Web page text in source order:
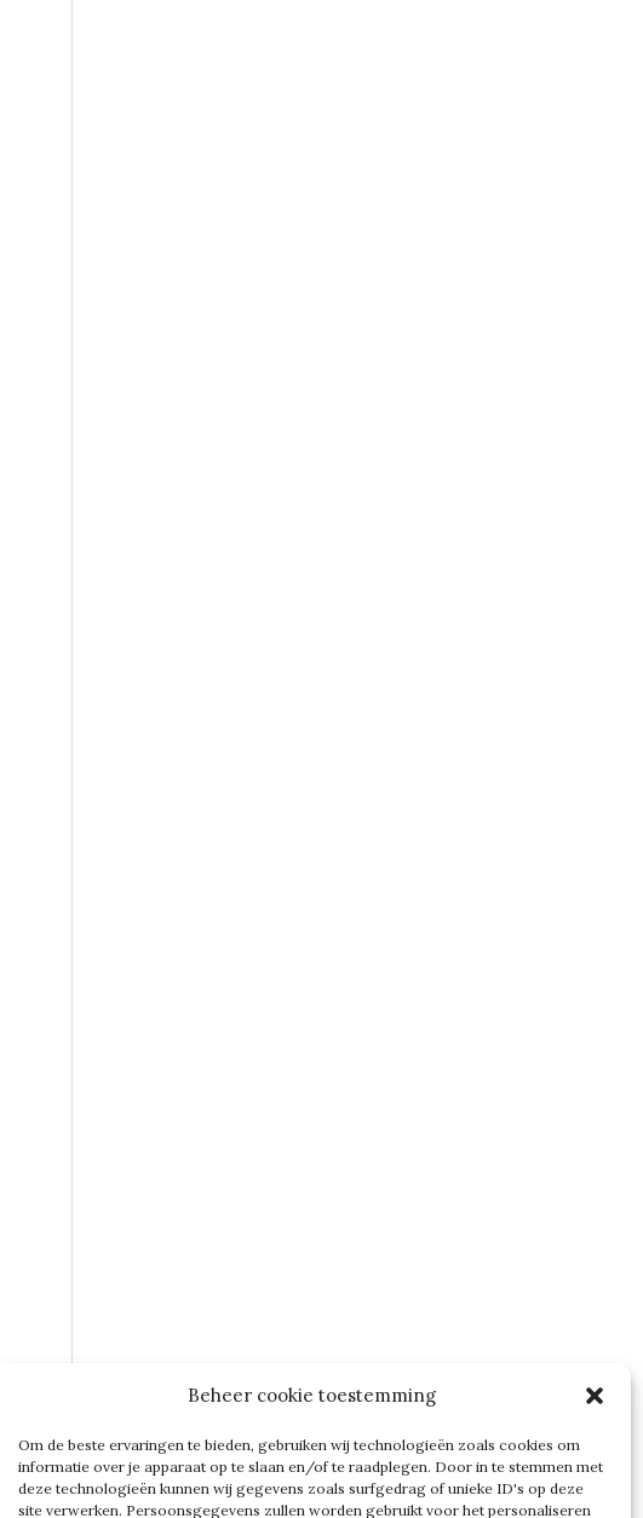
Beheer cookie toestemming
Om de beste ervaringen te bieden, gebruiken wij technologieën zoals cookies om
informatie over je apparaat op te slaan en/of te raadplegen. Door in te stemmen met
deze technologieën kunnen wij gegevens zoals surfgedrag of unieke ID's op deze
site verwerken. Persoonsgegevens zullen worden gebruikt voor het personaliseren